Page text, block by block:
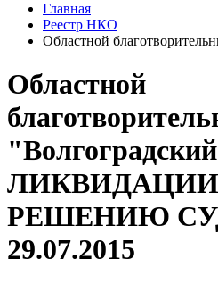
Главная
Реестр НКО
Областной
Областной
РЕШЕНИЮ
29.07.2015